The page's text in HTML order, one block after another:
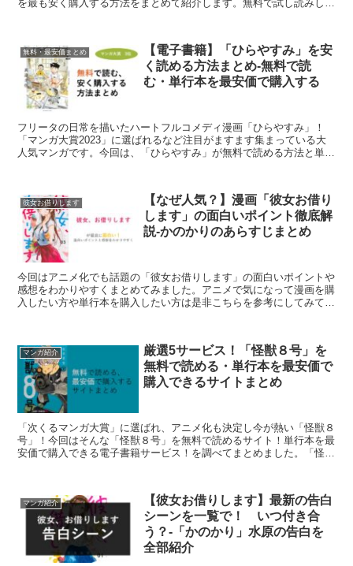
を最も安く購入する方法をまとめて紹介します。無料で試し読みした
無料・最安価まとめ
【電子書籍】「ひらやすみ」を安
く読める方法まとめ-無料で読
む・単行本を最安価で購入する
フリータの日常を描いたハートフルコメディ漫画「ひらやすみ」！
「マンガ大賞2023」に選ばれるなど注目がますます集まっている大
人気マンガです。今回は、「ひらやすみ」が無料で読める方法と単行
彼女お借りします
【なぜ人気？】漫画「彼女お借り
します」の面白いポイント徹底解
説-かのかりのあらすじまとめ
今回はアニメ化でも話題の「彼女お借りします」の面白いポイントや
感想をわかりやすくまとめてみました。アニメで気になって漫画を購
入したい方や単行本を購入したい方は是非こちらを参考にしてみてく
マンガ紹介
厳選5サービス！「怪獣８号」を
無料で読める・単行本を最安価で
購入できるサイトまとめ
「次くるマンガ大賞」に選ばれ、アニメ化も決定し今が熱い「怪獣８
号」！今回はそんな「怪獣８号」を無料で読めるサイト！単行本を最
安価で購入できる電子書籍サービス！を調べてまとめました。「怪獣
マンガ紹介
【彼女お借りします】最新の告白
シーンを一覧で！ いつ付き合
う？-「かのかり」水原の告白を
全部紹介